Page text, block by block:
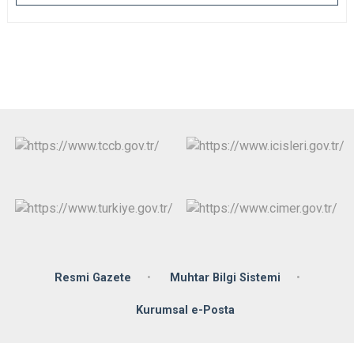
Resmi Gazete Muhtar Bilgi Sistemi
Kurumsal e-Posta